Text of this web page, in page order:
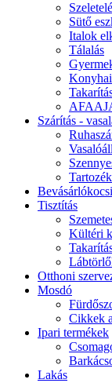
Sütő
Italok
Tálalás
Szárítás -
Tisztítás
Kültéri
Otthoni
Mosdó
Cikkek
Ipari termékek
Lakás